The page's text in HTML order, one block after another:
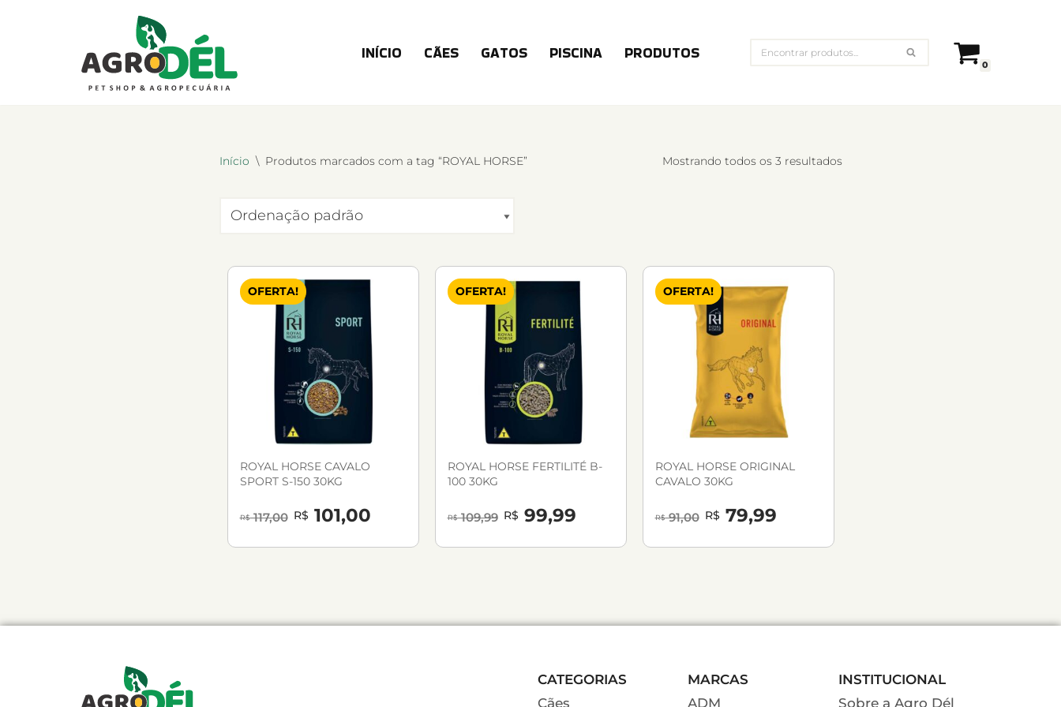
INÍCIO CÃES GATOS PISCINA PRODUTOS
0
Início \ Produtos marcados com a tag “ROYAL HORSE” Mostrando todos os 3 resultados
OFERTA!
ROYAL HORSE CAVALO
SPORT S-150 30KG
R$117,00 R$ 101,00
OFERTA!
ROYAL HORSE FERTILITÉ B-
100 30KG
R$109,99 R$ 99,99
OFERTA!
ROYAL HORSE ORIGINAL
CAVALO 30KG
R$91,00 R$ 79,99
CATEGORIAS
Cães
MARCAS
ADM
INSTITUCIONAL
Sobre a Agro Dél